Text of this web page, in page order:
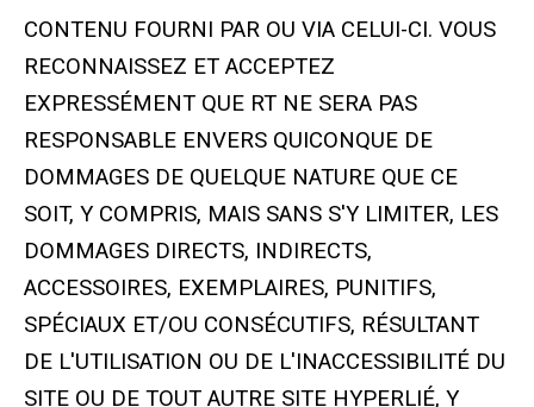
CONTENU FOURNI PAR OU VIA CELUI-CI. VOUS
RECONNAISSEZ ET ACCEPTEZ
EXPRESSÉMENT QUE RT NE SERA PAS
RESPONSABLE ENVERS QUICONQUE DE
DOMMAGES DE QUELQUE NATURE QUE CE
SOIT, Y COMPRIS, MAIS SANS S'Y LIMITER, LES
DOMMAGES DIRECTS, INDIRECTS,
ACCESSOIRES, EXEMPLAIRES, PUNITIFS,
SPÉCIAUX ET/OU CONSÉCUTIFS, RÉSULTANT
DE L'UTILISATION OU DE L'INACCESSIBILITÉ DU
SITE OU DE TOUT AUTRE SITE HYPERLIÉ, Y